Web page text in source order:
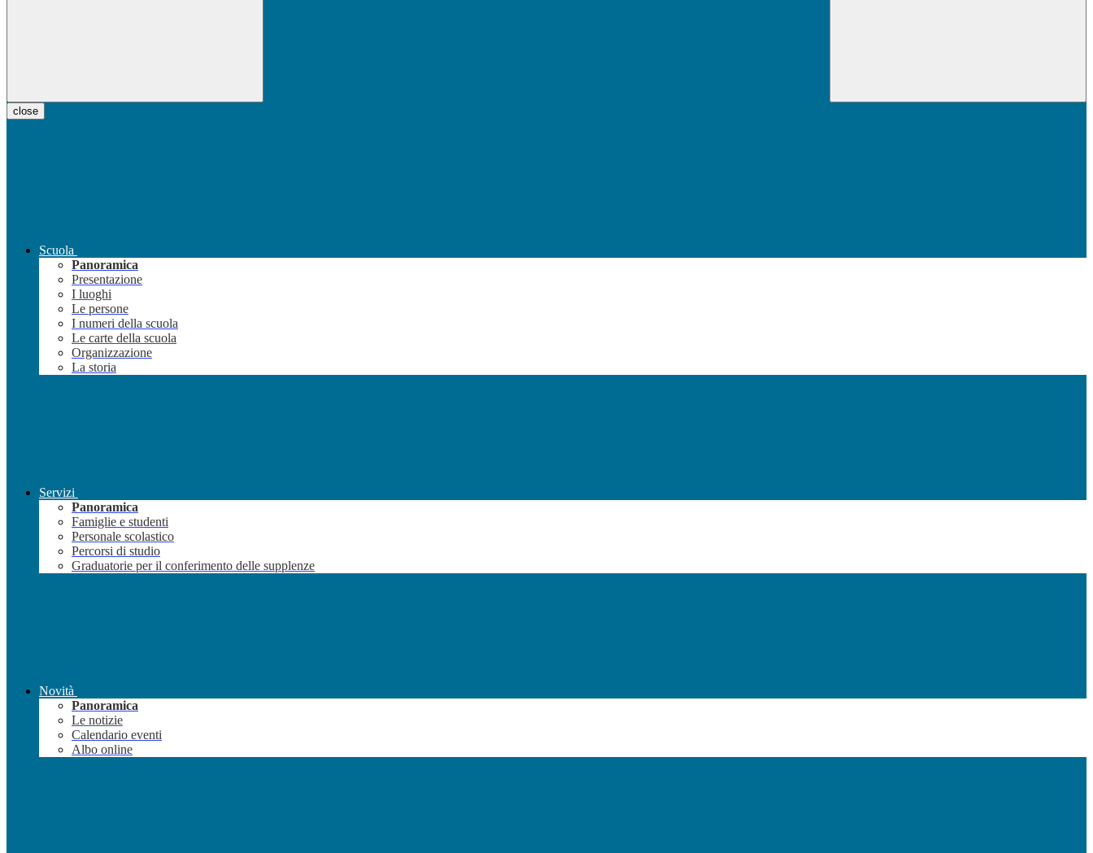
close
Scuola
Panoramica
Presentazione
I luoghi
Le persone
I numeri della scuola
Le carte della scuola
Organizzazione
La storia
Servizi
Panoramica
Famiglie e studenti
Personale scolastico
Percorsi di studio
Graduatorie per il conferimento delle supplenze
Novità
Panoramica
Le notizie
Calendario eventi
Albo online